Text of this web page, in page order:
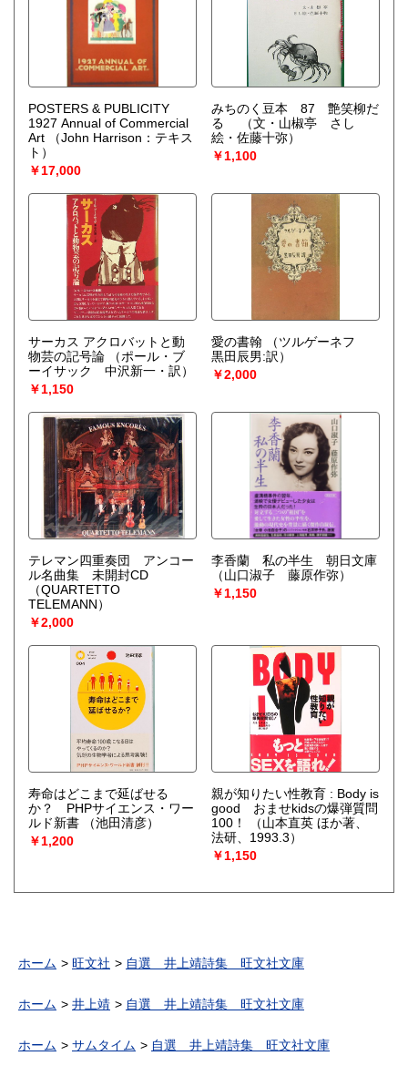
POSTERS & PUBLICITY
1927 Annual of Commercial
Art
（John Harrison：テキス
ト）
￥17,000
みちのく豆本 87 艶笑柳だ
る
（文・山椒亭 さし
絵・佐藤十弥）
￥1,100
サーカス アクロバットと動
物芸の記号論
（ポール・ブ
ーイサック 中沢新一・訳）
￥1,150
愛の書翰
（ツルゲーネフ
黒田辰男:訳）
￥2,000
テレマン四重奏団 アンコー
ル名曲集 未開封CD
（QUARTETTO
TELEMANN）
￥2,000
李香蘭 私の半生 朝日文庫
（山口淑子 藤原作弥）
￥1,150
寿命はどこまで延ばせる
か？ PHPサイエンス・ワー
ルド新書
（池田清彦）
￥1,200
親が知りたい性教育 : Body is
good おませkidsの爆弾質問
100！
（山本直英 ほか著、
法研、1993.3）
￥1,150
ホーム 旺文社 自選 井上靖詩集 旺文社文庫
ホーム 井上靖 自選 井上靖詩集 旺文社文庫
ホーム サムタイム 自選 井上靖詩集 旺文社文庫